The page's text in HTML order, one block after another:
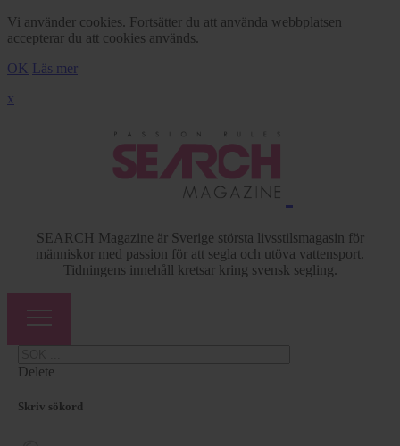
Vi använder cookies. Fortsätter du att använda webbplatsen
accepterar du att cookies används.
OK Läs mer
x
SEARCH Magazine är Sverige största livsstilsmagasin för
människor med passion för att segla och utöva vattensport.
Tidningens innehåll kretsar kring svensk segling.
Delete
Skriv sökord